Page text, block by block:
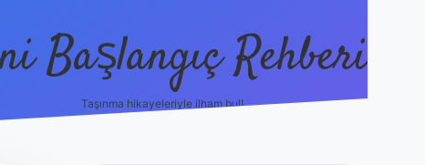
Başlangıç Rehberi
Taşınma hikayeleriyle ilham bul!